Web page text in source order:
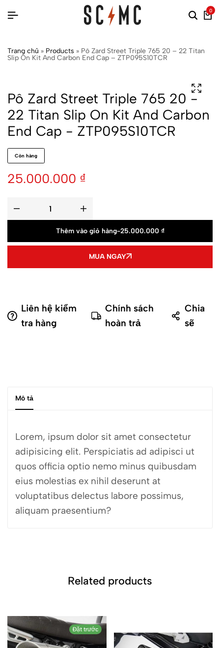
0
Trang chủ » Products » Pô Zard Street Triple 765 20 – 22 Titan
Slip On Kit And Carbon End Cap – ZTP095S10TCR
Pô Zard Street Triple 765 20 -
22 Titan Slip On Kit And Carbon
End Cap - ZTP095S10TCR
Còn hàng
25.000.000 ₫
Thêm vào giỏ hàng-25.000.000 ₫
MUA NGAY
Liên hệ kiểm
tra hàng
Chính sách
hoàn trả
Chia
sẽ
Mô tả
Lorem, ipsum dolor sit amet consectetur
adipisicing elit. Perspiciatis ad adipisci ut
quos officia optio nemo minus quibusdam
eius molestias ex nihil deserunt at
voluptatibus delectus labore possimus,
aliquam praesentium?
Related products
Đặt trước